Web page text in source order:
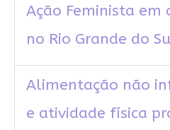
Ação Feminista em
no Rio Grande do
Alimentação não
e atividade física